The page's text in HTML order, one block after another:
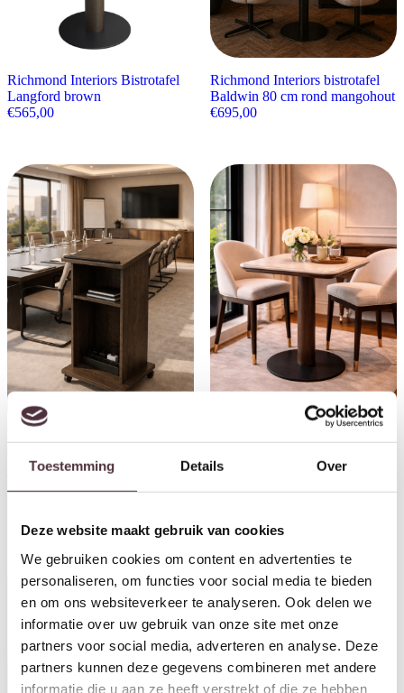
Toestemming Details Over
Deze website maakt gebruik van cookies
We gebruiken cookies om content en advertenties te
personaliseren, om functies voor social media te bieden
en om ons websiteverkeer te analyseren. Ook delen we
informatie over uw gebruik van onze site met onze
partners voor social media, adverteren en analyse. Deze
partners kunnen deze gegevens combineren met andere
informatie die u aan ze heeft verstrekt of die ze hebben
Richmond Interiors Bistrotafel
Langford brown
€565,00
Richmond Interiors bistrotafel
Baldwin 80 cm rond mangohout
€695,00
Richmond Interiors Ritz
conference table
€636,00
Richmond Interiors bistrotafel